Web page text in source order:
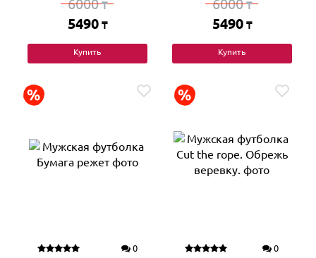
6000₸
5490 ₸
Купить
6000₸
5490 ₸
Купить
0 0